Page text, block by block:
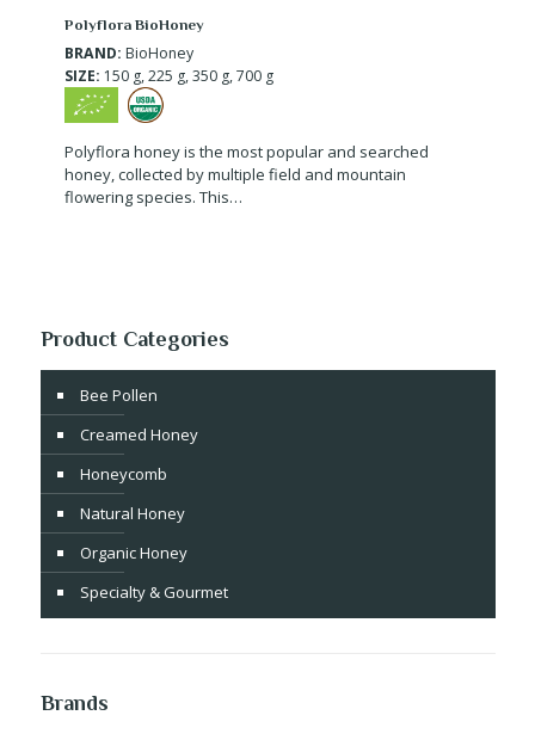
Polyflora BioHoney
BRAND: BioHoney
SIZE: 150 g, 225 g, 350 g, 700 g
Polyflora honey is the most popular and searched
honey, collected by multiple field and mountain
flowering species. This…
Product Categories
Bee Pollen
Creamed Honey
Honeycomb
Natural Honey
Organic Honey
Specialty & Gourmet
Brands